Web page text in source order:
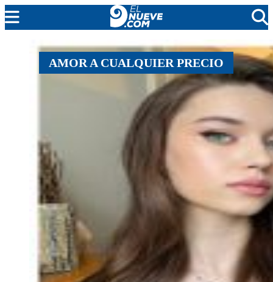
MENDOZA
CADA DÍA
EL NUEVE STREAMS
PROGRAMACIÓN
EN VIVO
AMOR A CUALQUIER PRECIO